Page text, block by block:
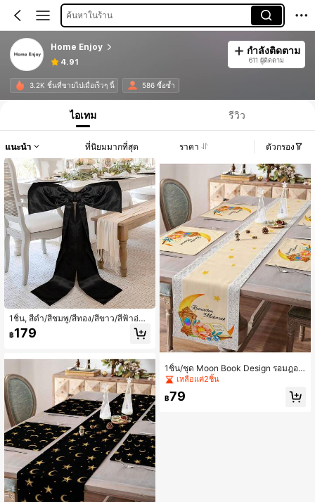
ค้นหาในร้าน
Home Enjoy
4.91
กำลังติดตาม
611 ผู้ติดตาม
3.2K ชิ้นที่ขายไปเมื่อเร็วๆ นี้ 586 ซื้อซ้ำ
ไอเทม รีวิว
แนะนำ ที่นิยมมากที่สุด ราคา ตัวกรอง
1ชิ้น, สีดำ/สีชมพู/สีทอง/สีขาว/สีฟ้าอ่อ
น/สีม่วงอ่อน, ตกแต่งด้วยโบว์, สำหรับง
านวันเกิด งานแต่งงาน, ทำจากผ้าซาติ
ตี้ธีม, งานแต่งงาน, งานรับปริญญา และ
฿179
1ชิ้น/ชุด Moon Book Design รอมฎอน
ผ้าปูโต๊ะผ้าลินินสีเบจ, ชุดผ้าปูโต๊ะและเ
รับประทานอาหารตามฤดูกาล, ของตก
เหลือแค่2ชิ้น
฿79